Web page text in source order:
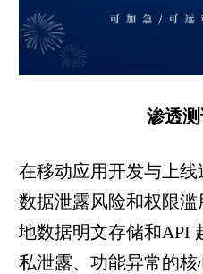
渗透
在移动应用开发与上
数据泄露风险和权限
地数据明文存储和API
私泄露、功能异常的